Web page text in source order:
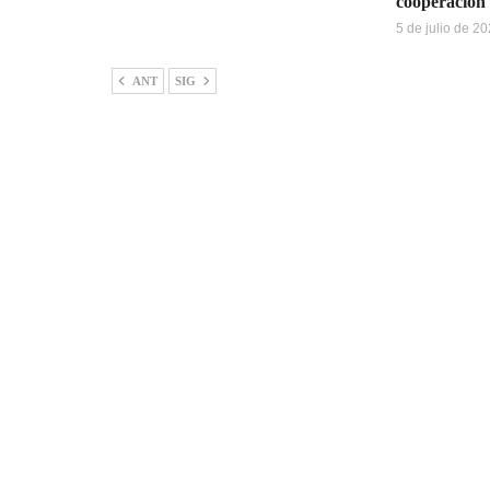
5 de julio de
ANT SIG